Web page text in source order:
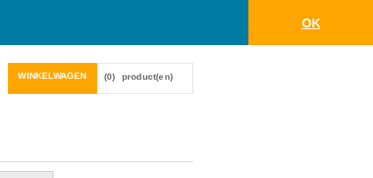
OK
WINKELWAGEN (0) product(en)